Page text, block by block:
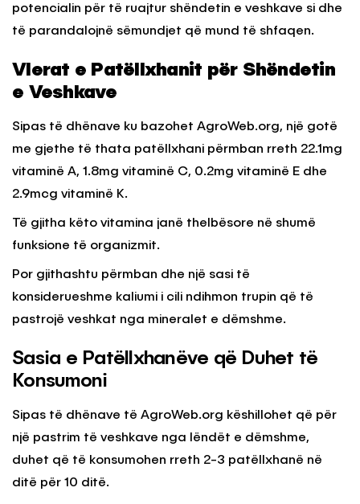
potencialin për të ruajtur shëndetin e veshkave si dhe
të parandalojnë sëmundjet që mund të shfaqen.
Vlerat e Patëllxhanit për Shëndetin
e Veshkave
Sipas të dhënave ku bazohet AgroWeb.org, një gotë
me gjethe të thata patëllxhani përmban rreth 22.1mg
vitaminë A, 1.8mg vitaminë C, 0.2mg vitaminë E dhe
2.9mcg vitaminë K.
Të gjitha këto vitamina janë thelbësore në shumë
funksione të organizmit.
Por gjithashtu përmban dhe një sasi të
konsiderueshme kaliumi i cili ndihmon trupin që të
pastrojë veshkat nga mineralet e dëmshme.
Sasia e Patëllxhanëve që Duhet të
Konsumoni
Sipas të dhënave të AgroWeb.org këshillohet që për
një pastrim të veshkave nga lëndët e dëmshme,
duhet që të konsumohen rreth 2-3 patëllxhanë në
ditë për 10 ditë.